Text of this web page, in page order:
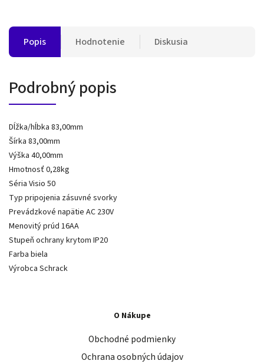
Popis Hodnotenie Diskusia
Podrobný popis
Dĺžka/hĺbka 83,00mm
Šírka 83,00mm
Výška 40,00mm
Hmotnosť 0,28kg
Séria Visio 50
Typ pripojenia zásuvné svorky
Prevádzkové napätie AC 230V
Menovitý prúd 16AA
Stupeň ochrany krytom IP20
Farba biela
Výrobca Schrack
O Nákupe
Obchodné podmienky
Ochrana osobných údajov